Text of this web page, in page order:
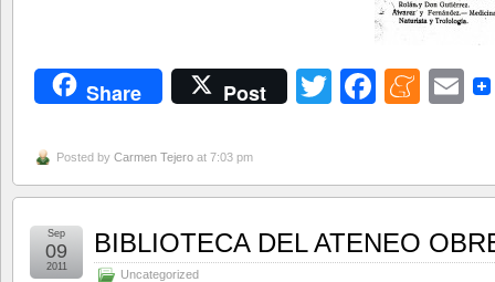
Share Post Twitter
Posted by Carmen Tejero at 7:03 pm
BIBLIOTECA DEL ATENEO
Uncategorized
Sep
09
2011